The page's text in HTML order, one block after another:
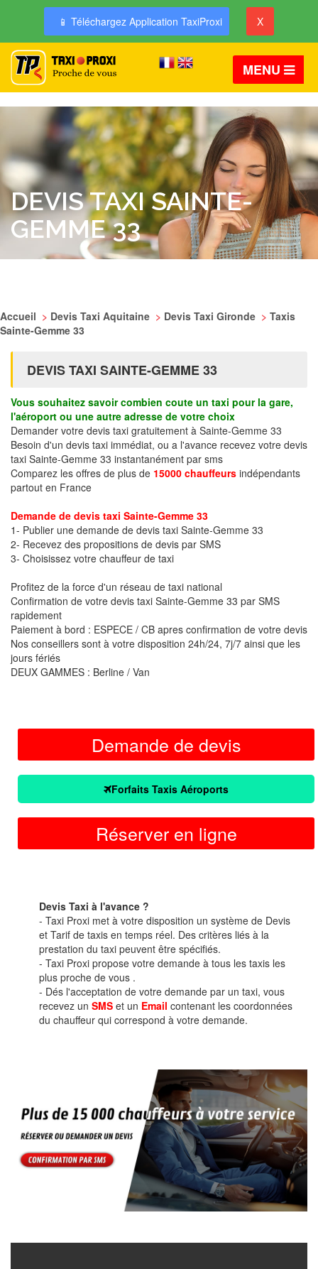
📱 Téléchargez Application TaxiProxi X
MENU
DEVIS TAXI SAINTE-
GEMME 33
Accueil > Devis Taxi Aquitaine > Devis Taxi Gironde > Taxis
Sainte-Gemme 33
DEVIS TAXI SAINTE-GEMME 33
Vous souhaitez savoir combien coute un taxi pour la gare,
l'aéroport ou une autre adresse de votre choix
Demander votre devis taxi gratuitement à Sainte-Gemme 33
Besoin d'un devis taxi immédiat, ou a l'avance recevez votre devis
taxi Sainte-Gemme 33 instantanément par sms
Comparez les offres de plus de 15000 chauffeurs indépendants
partout en France
Demande de devis taxi Sainte-Gemme 33
1- Publier une demande de devis taxi Sainte-Gemme 33
2- Recevez des propositions de devis par SMS
3- Choisissez votre chauffeur de taxi
Profitez de la force d'un réseau de taxi national
Confirmation de votre devis taxi Sainte-Gemme 33 par SMS
rapidement
Paiement à bord : ESPECE / CB apres confirmation de votre devis
Nos conseillers sont à votre disposition 24h/24, 7j/7 ainsi que les
jours fériés
DEUX GAMMES : Berline / Van
Demande de devis
Forfaits Taxis Aéroports
Réserver en ligne
Devis Taxi à l'avance ?
- Taxi Proxi met à votre disposition un système de Devis
et Tarif de taxis en temps réel. Des critères liés à la
prestation du taxi peuvent être spécifiés.
- Taxi Proxi propose votre demande à tous les taxis les
plus proche de vous .
- Dés l'acceptation de votre demande par un taxi, vous
recevez un SMS et un Email contenant les coordonnées
du chauffeur qui correspond à votre demande.